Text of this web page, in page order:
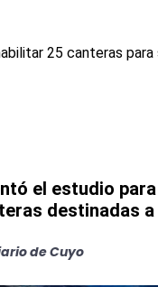
el estudio
destinadas
de Cuyo